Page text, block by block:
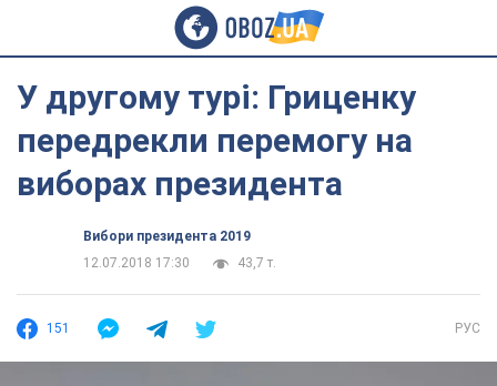
У другому турі: Гриценку
передрекли перемогу на
виборах президента
Вибори президента 2019
12.07.2018 17:30
43,7 т.
151 РУС